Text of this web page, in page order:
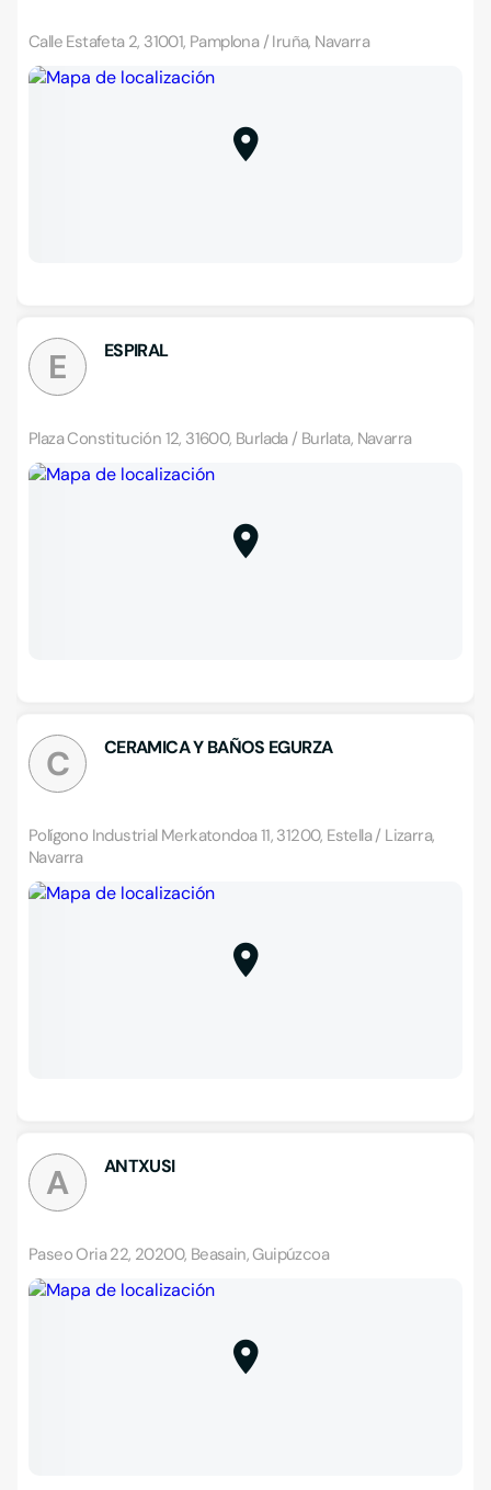
Calle Estafeta 2, 31001, Pamplona / Iruña, Navarra
E ESPIRAL
Plaza Constitución 12, 31600, Burlada / Burlata, Navarra
C CERAMICA Y BAÑOS EGURZA
Polígono Industrial Merkatondoa 11, 31200, Estella / Lizarra,
Navarra
A ANTXUSI
Paseo Oria 22, 20200, Beasain, Guipúzcoa